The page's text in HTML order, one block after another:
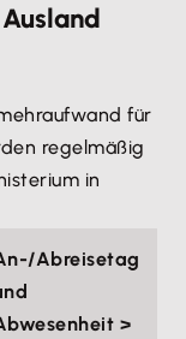
für
regelmäßig
in
Abreisetag
>